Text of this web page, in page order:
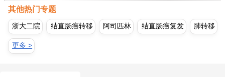
其他热门专题
浙大二院 结直肠癌转移 阿司匹林 结直肠癌复发 肺转移
更多 >